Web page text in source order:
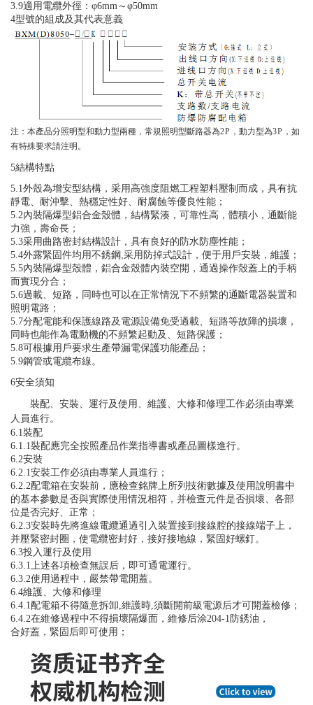
3.9適用電纜外徑： φ6mm ～ φ50mm
4型號的組成及其代表意義
注：本產品分照明型和動力型兩種，常規照明型斷路器為2P ，動力型為3P ，如
有特殊要求請注明。
5結構特點
5.1外殼為增安型結構，采用高強度阻燃工程塑料壓制而成，具有抗
靜電、耐沖擊、熱穩定性好、耐腐蝕等優良性能；
5.2內裝隔爆型鋁合金殼體，結構緊湊，可靠性高，體積小，通斷能
力強，壽命長；
5.3采用曲路密封結構設計，具有良好的防水防塵性能；
5.4外露緊固件均用不銹鋼 采用防掉式設計，便于用戶安裝，維護；
5.5內裝隔爆型殼體，鋁合金殼體內裝空開，通過操作殼蓋上的手柄
而實現分合；
5.6過載、短路，同時也可以在正常情況下不頻繁的通斷電器裝置和
照明電路；
5.7分配電能和保護線路及電源設備免受過載、短路等故障的損壞，
同時也能作為電動機的不頻繁起動及、短路保護；
5.8可根據用戶要求生產帶漏電保護功能產品；
5.9鋼管或電纜布線。
6安全須知
裝配、安裝、運行及使用、維護、大修和修理工作必須由專業
人員進行。
6.1裝配
6.1.1裝配應完全按照產品作業指導書或產品圖樣進行。
6.2安裝
6.2.1安裝工作必須由專業人員進行；
6.2.2配電箱在安裝前，應檢查銘牌上所列技術數據及使用說明書中
的基本參數是否與實際使用情況相符，并檢查元件是否損壞、各部
位是否完好、正常；
6.2.3安裝時先將進線電纜通過引入裝置接到接線腔的接線端子上，
并壓緊密封圈，使電纜密封好，接好接地線，緊固好螺釘。
6.3投入運行及使用
6.3.1 上述各項檢查無誤后，即可通電運行。
6.3.2使用過程中，嚴禁帶電開蓋。
6.4維護、大修和修理
6.4.1配電箱不得隨意拆卸,維護時,須斷開前級電源后才可開蓋檢修；
6.4.2在維修過程中不得損壞隔爆面，維修后涂204-1防銹油，
合好蓋，緊固后即可使用；